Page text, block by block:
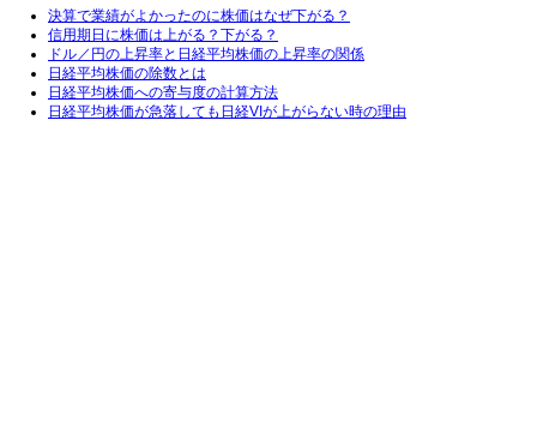
決算で業績がよかったのに株価はなぜ下がる？
信用期日に株価は上がる？下がる？
ドル／円の上昇率と日経平均株価の上昇率の関係
日経平均株価の除数とは
日経平均株価への寄与度の計算方法
日経平均株価が急落しても日経VIが上がらない時の理由